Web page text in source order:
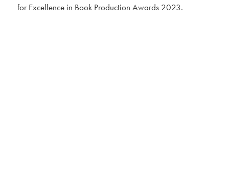
for Excellence in Book Production Awards 2023.